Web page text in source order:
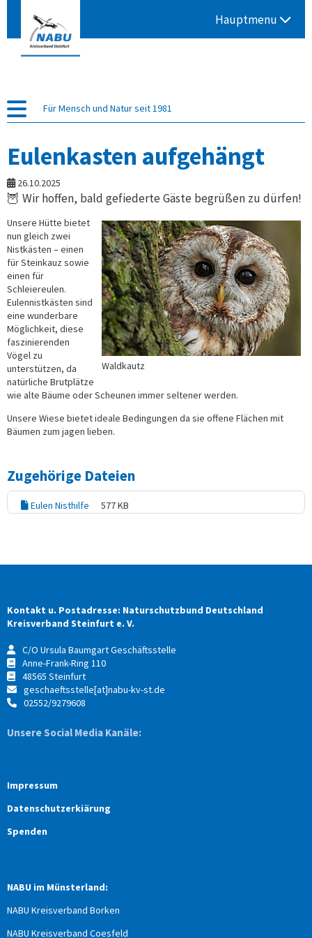
Hauptmenu
Für Mensch und Natur seit 1981
Eulenkasten aufgehängt
26.10.2025
🦉 Wir hoffen, bald gefiederte Gäste begrüßen zu dürfen!
Waldkautz
Unsere Hütte bietet
nun gleich zwei
Nistkästen – einen
für Steinkauz sowie
einen für
Schleiereulen.
Eulennistkästen sind
eine wunderbare
Möglichkeit, diese
faszinierenden
Vögel zu
unterstützen, da
natürliche Brutplätze
wie alte Bäume oder Scheunen immer seltener werden.
Unsere Wiese bietet ideale Bedingungen da sie offene Flächen mit
Bäumen zum jagen lieben.
Zugehörige Dateien
Eulen Nisthilfe 577 KB
Kontakt u. Postadresse: Naturschutzbund Deutschland
Kreisverband Steinfurt e. V.
C/O Ursula Baumgart Geschäftsstelle
Anne-Frank-Ring 110
48565 Steinfurt
geschaeftsstelle[at]nabu-kv-st.de
02552/9279608
Unsere Social Media Kanäle:
Impressum
Datenschutzerkiärung
Spenden
NABU im Münsterland:
NABU Kreisverband Borken
NABU Kreisverband Coesfeld